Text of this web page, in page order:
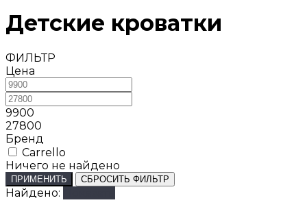
Детские кроватки
ФИЛЬТР
Цена
9900
27800
Бренд
Carrello
Ничего не найдено
ПРИМЕНИТЬ СБРОСИТЬ ФИЛЬТР
Найдено: